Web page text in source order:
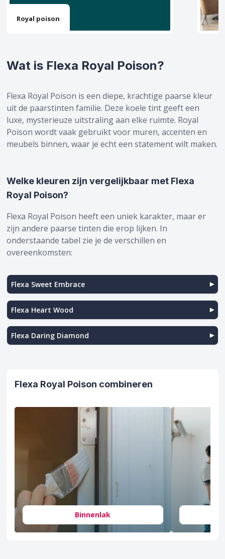
Schakel- & Systeemverf
Voorstrijkmiddel
Kleuren
Outlet
Gereedschappen
Ontvetten & Reinigen
Kleurenwaaiers & Kleurtesters
Overige Producten
Hobby & creatief
Royal poison
Wat is Flexa Royal Poison?
Flexa Royal Poison is een diepe, krachtige paarse kleur
uit de paarstinten familie. Deze koele tint geeft een
luxe, mysterieuze uitstraling aan elke ruimte. Royal
Poison wordt vaak gebruikt voor muren, accenten en
meubels binnen, waar je echt een statement wilt maken.
Welke kleuren zijn vergelijkbaar met Flexa
Royal Poison?
Flexa Royal Poison heeft een uniek karakter, maar er
zijn andere paarse tinten die erop lijken. In
onderstaande tabel zie je de verschillen en
overeenkomsten:
Flexa Sweet Embrace
Flexa Heart Wood
Flexa Daring Diamond
Flexa Royal Poison combineren
Binnenlak